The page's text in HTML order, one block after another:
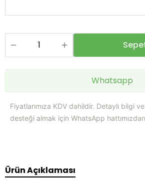
Whatsapp
Fiyatlarımıza KDV dahildir. Detaylı bilgi
desteği almak için WhatsApp
Ürün Açıklaması